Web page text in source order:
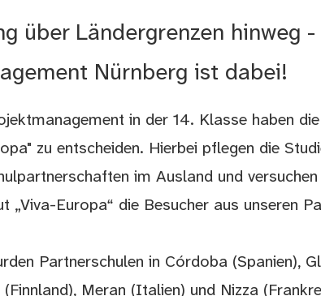
über Ländergrenzen hinweg
Nürnberg ist dabei!
in der 14. Klasse haben
zu entscheiden. Hierbei pflegen die
im Ausland und
„Viva-Europa“ die Besucher aus unseren
Partnerschulen in Córdoba (Spanien),
Meran (Italien) und Nizza